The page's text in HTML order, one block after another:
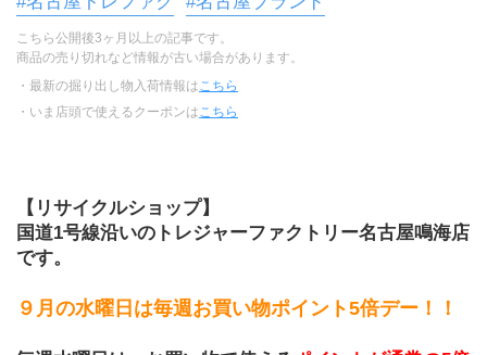
こちら公開後3ヶ月以上の記事です。
商品の売り切れなど情報が古い場合があります。
・最新の掘り出し物入荷情報は こちら
・いま店頭で使えるクーポンは こちら
【リサイクルショップ】
国道1号線沿いのトレジャーファクトリー名古屋鳴海店
です。
９月の水曜日は毎週お買い物ポイント5倍デー！！